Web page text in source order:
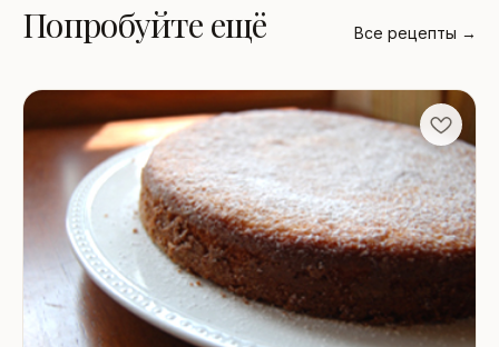
Попробуйте ещё Все рецепты →